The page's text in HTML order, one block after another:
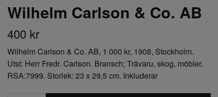
Wilhelm Carlson & Co. AB
400 kr
Wilhelm Carlson & Co. AB, 1 000 kr, 1908, Stockholm.
Utst: Herr Fredr. Carlson. Bransch; Trävaru, skog, möbler.
RSA:7999. Storlek: 23 x 29,5 cm. Inkluderar